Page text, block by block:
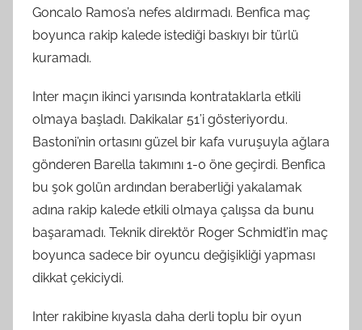
Goncalo Ramos’a nefes aldırmadı. Benfica maç
boyunca rakip kalede istediği baskıyı bir türlü
kuramadı.
Inter maçın ikinci yarısında kontrataklarla etkili
olmaya başladı. Dakikalar 51’i gösteriyordu.
Bastoni’nin ortasını güzel bir kafa vuruşuyla ağlara
gönderen Barella takımını 1-0 öne geçirdi. Benfica
bu şok golün ardından beraberliği yakalamak
adına rakip kalede etkili olmaya çalışsa da bunu
başaramadı. Teknik direktör Roger Schmidt’in maç
boyunca sadece bir oyuncu değişikliği yapması
dikkat çekiciydi.
Inter rakibine kıyasla daha derli toplu bir oyun